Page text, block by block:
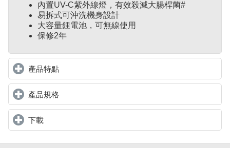
內置UV-C紫外線燈，有效殺滅大腸桿菌#
易拆式可沖洗機身設計
大容量鋰電池，可無線使用
保修2年
產品特點click to expand contents
產品規格
下載click to expand contents